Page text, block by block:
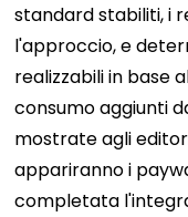
standard stabiliti, i
l'approccio, e
realizzabili in base
consumo aggiunti
mostrate agli
appariranno i
completata